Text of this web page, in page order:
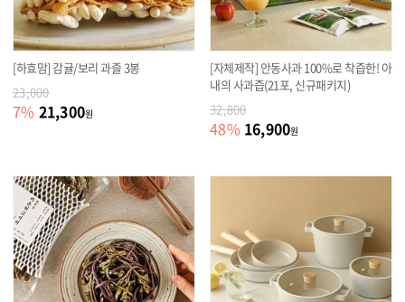
[하효맘] 감귤/보리 과즐 3봉
23,000
7% 21,300원
[자체제작] 안동사과 100%로 착즙한! 아
내의 사과즙(21포, 신규패키지)
32,800
48% 16,900원